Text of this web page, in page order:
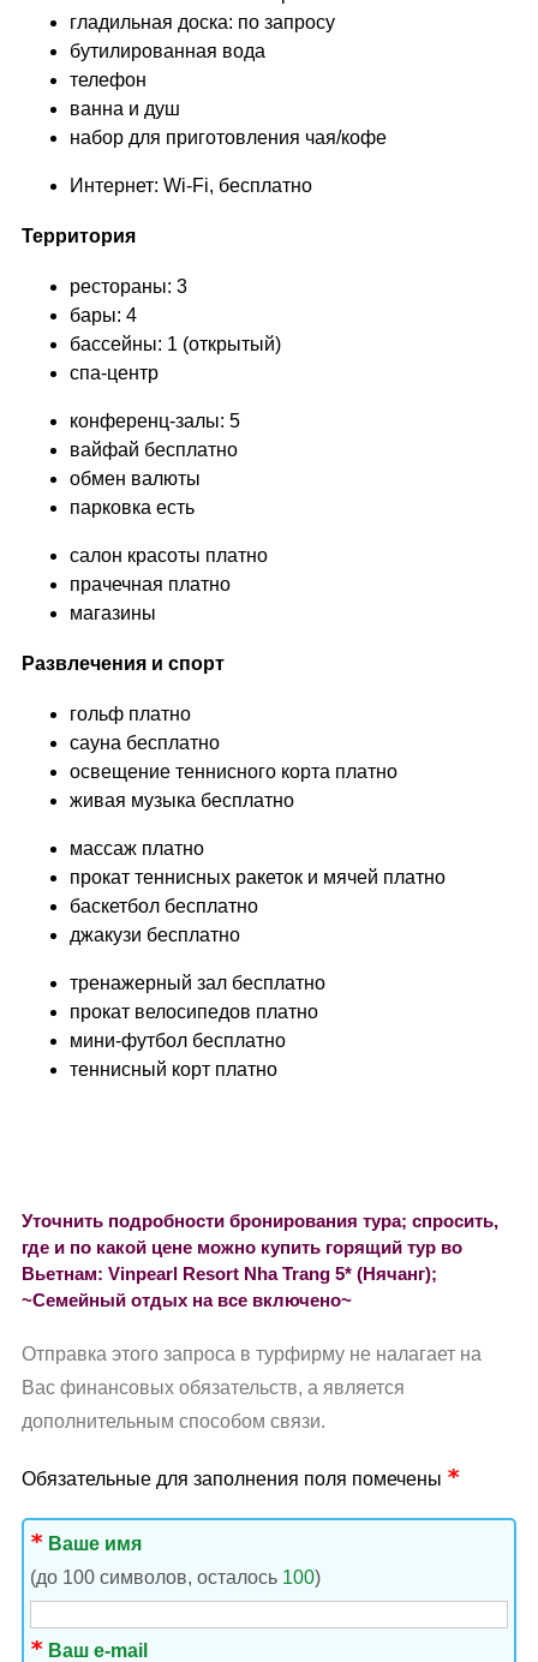
гладильная доска: по запросу
бутилированная вода
телефон
ванна и душ
набор для приготовления чая/кофе
Интернет: Wi-Fi, бесплатно
Территория
рестораны: 3
бары: 4
бассейны: 1 (открытый)
спа-центр
конференц-залы: 5
вайфай бесплатно
обмен валюты
парковка есть
салон красоты платно
прачечная платно
магазины
Развлечения и спорт
гольф платно
сауна бесплатно
освещение теннисного корта платно
живая музыка бесплатно
массаж платно
прокат теннисных ракеток и мячей платно
баскетбол бесплатно
джакузи бесплатно
тренажерный зал бесплатно
прокат велосипедов платно
мини-футбол бесплатно
теннисный корт платно
Уточнить подробности бронирования тура; спросить,
где и по какой цене можно купить горящий тур во
Вьетнам: Vinpearl Resort Nha Trang 5* (Нячанг);
~Семейный отдых на все включено~
Отправка этого запроса в турфирму не налагает на
Вас финансовых обязательств, а является
дополнительным способом связи.
Обязательные для заполнения поля помечены
Ваше имя
(до 100 символов, осталось 100)
Ваш e-mail